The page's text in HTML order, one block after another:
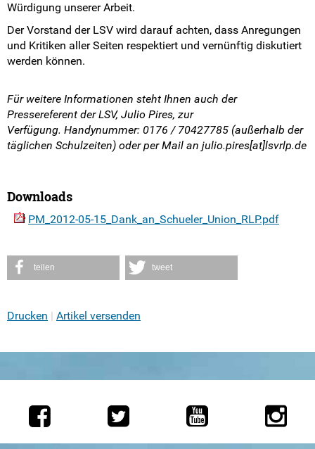
Würdigung unserer Arbeit.
Der Vorstand der LSV wird darauf achten, dass Anregungen
und Kritiken aller Seiten respektiert und vernünftig diskutiert
werden können.
Für weitere Informationen steht Ihnen auch der
Pressereferent der LSV, Julio Pires, zur
Verfügung. Handynummer: 0176 / 70427785 (außerhalb der
täglichen Schulzeiten) oder per Mail an julio.pires[at]lsvrlp.de
Downloads
PM_2012-05-15_Dank_an_Schueler_Union_RLP.pdf
teilen tweet
Drucken Artikel versenden